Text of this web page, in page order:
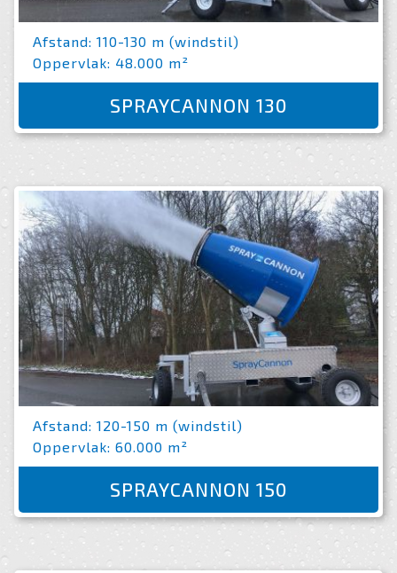
Afstand: 110-130 m (windstil)
Oppervlak: 48.000 m²
SPRAYCANNON 130
Afstand: 120-150 m (windstil)
Oppervlak: 60.000 m²
SPRAYCANNON 150